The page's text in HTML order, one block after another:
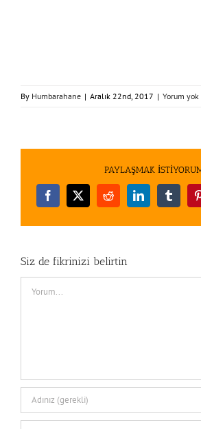
By Humbarahane | Aralık 22nd, 2017 | Yorum yok
PAYLAŞMAK
Facebook
X RedditLinkedInTumblr
Siz de fikrinizi belirtin